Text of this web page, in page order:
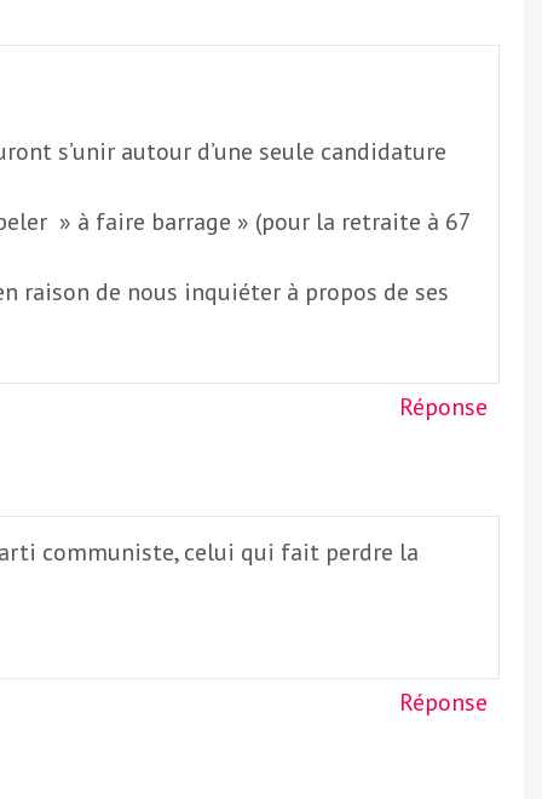
s’unir autour d’une seule candidature
» à faire barrage » (pour la retraite à 67
raison de nous inquiéter à propos de ses
Réponse
communiste, celui qui fait perdre la
Réponse